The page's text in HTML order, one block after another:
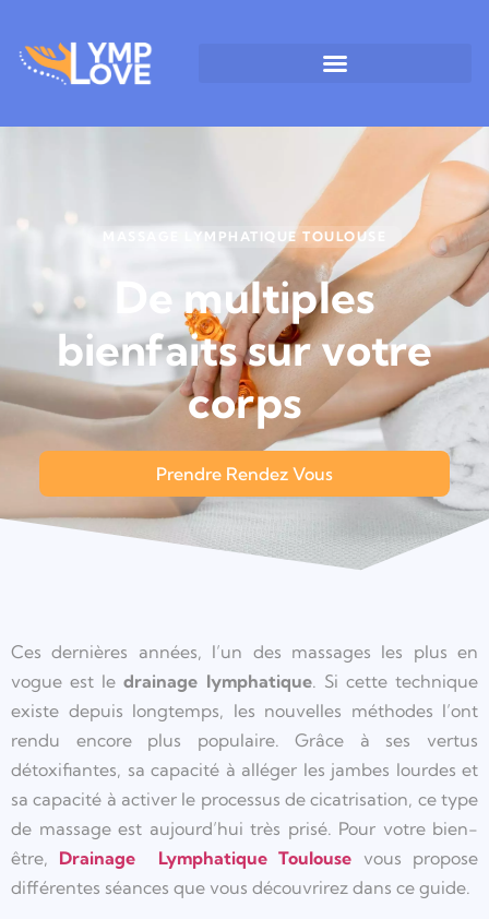
MASSAGE LYMPHATIQUE TOULOUSE
De multiples
bienfaits sur votre
corps
Prendre Rendez Vous
Ces dernières années, l’un des massages les plus en
vogue est ledrainage lymphatique. Si cette technique
existe depuis longtemps, les nouvelles méthodes l’ont
rendu encore plus populaire. Grâce à ses vertus
détoxifiantes, sa capacité à alléger les jambes lourdes et
sa capacité à activer le processus de cicatrisation, ce type
de massage est aujourd’hui très prisé. Pour votre bien-
être, Drainage Lymphatique Toulouse vous propose
différentes séances que vous découvrirez dans ce guide.